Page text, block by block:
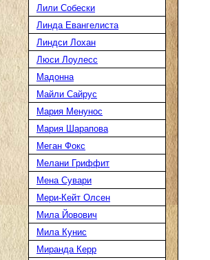
Лили Собески
Линда Евангелиста
Линдси Лохан
Люси Лоулесс
Мадонна
Майли Сайрус
Мария Менунос
Мария Шарапова
Меган Фокс
Мелани Гриффит
Мена Сувари
Мери-Кейт Олсен
Мила Йовович
Мила Кунис
Миранда Керр